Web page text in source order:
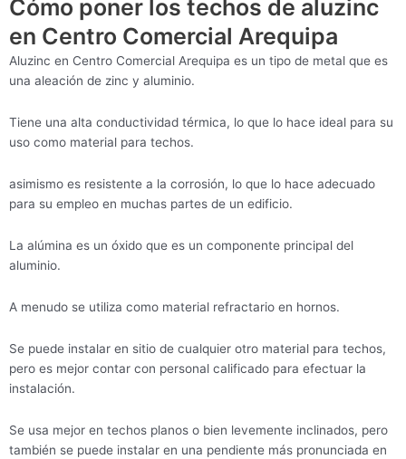
Cómo poner los techos de aluzinc
en Centro Comercial Arequipa
Aluzinc en Centro Comercial Arequipa es un tipo de metal que es
una aleación de zinc y aluminio.
Tiene una alta conductividad térmica, lo que lo hace ideal para su
uso como material para techos.
asimismo es resistente a la corrosión, lo que lo hace adecuado
para su empleo en muchas partes de un edificio.
La alúmina es un óxido que es un componente principal del
aluminio.
A menudo se utiliza como material refractario en hornos.
Se puede instalar en sitio de cualquier otro material para techos,
pero es mejor contar con personal calificado para efectuar la
instalación.
Se usa mejor en techos planos o bien levemente inclinados, pero
también se puede instalar en una pendiente más pronunciada en